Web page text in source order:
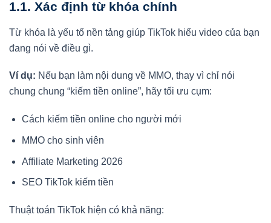
1.1. Xác định từ khóa chính
Từ khóa là yếu tố nền tảng giúp TikTok hiểu video của bạn
đang nói về điều gì.
Ví dụ: Nếu bạn làm nội dung về MMO, thay vì chỉ nói
chung chung “kiếm tiền online”, hãy tối ưu cụm:
Cách kiếm tiền online cho người mới
MMO cho sinh viên
Affiliate Marketing 2026
SEO TikTok kiếm tiền
Thuật toán TikTok hiện có khả năng: